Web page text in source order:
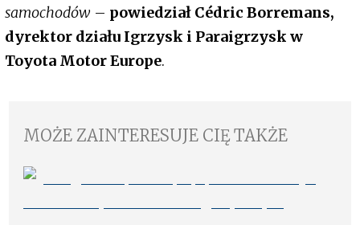
samochodów – powiedział Cédric Borremans,
dyrektor działu Igrzysk i Paraigrzysk w
Toyota Motor Europe.
MOŻE ZAINTERESUJE CIĘ TAKŻE